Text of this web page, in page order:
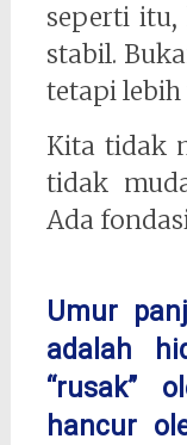
seperti
stabil.
tetapi lebih
Kita tidak
tidak
Ada
Umur
adalah
“rusak”
hancur